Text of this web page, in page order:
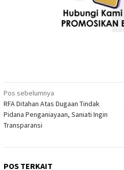
Navigasi
pos
Pos sebelumnya
RFA Ditahan Atas Dugaan Tindak
Pidana Penganiayaan, Saniati Ingin
Transparansi
POS TERKAIT